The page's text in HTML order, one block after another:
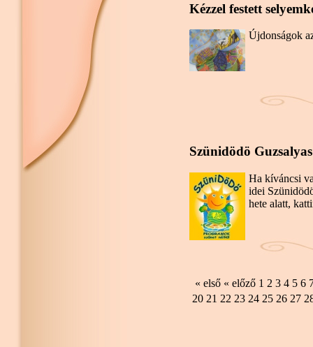
Kézzel festett
Újdonságok
Szünidödö
Ha kíváncsi
idei
hete alatt,
« első « előző 1 2 3 4 5 6
20 21 22 23 24 25 26 27